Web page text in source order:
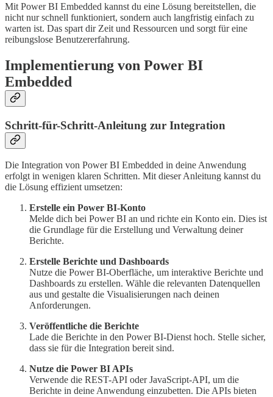
Mit Power BI Embedded kannst du eine Lösung bereitstellen, die
nicht nur schnell funktioniert, sondern auch langfristig einfach zu
warten ist. Das spart dir Zeit und Ressourcen und sorgt für eine
reibungslose Benutzererfahrung.
Implementierung von Power BI
Embedded
Schritt-für-Schritt-Anleitung zur Integration
Die Integration von Power BI Embedded in deine Anwendung
erfolgt in wenigen klaren Schritten. Mit dieser Anleitung kannst du
die Lösung effizient umsetzen:
Erstelle ein Power BI-Konto
Melde dich bei Power BI an und richte ein Konto ein. Dies ist
die Grundlage für die Erstellung und Verwaltung deiner
Berichte.
Erstelle Berichte und Dashboards
Nutze die Power BI-Oberfläche, um interaktive Berichte und
Dashboards zu erstellen. Wähle die relevanten Datenquellen
aus und gestalte die Visualisierungen nach deinen
Anforderungen.
Veröffentliche die Berichte
Lade die Berichte in den Power BI-Dienst hoch. Stelle sicher,
dass sie für die Integration bereit sind.
Nutze die Power BI APIs
Verwende die REST-API oder JavaScript-API, um die
Berichte in deine Anwendung einzubetten. Die APIs bieten